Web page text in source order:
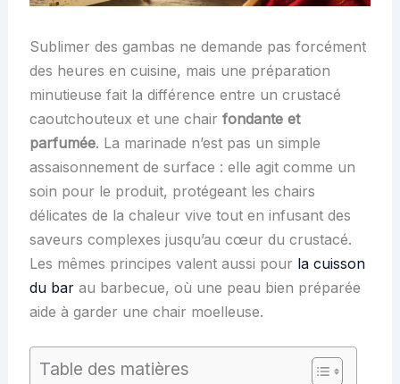
Sublimer des gambas ne demande pas forcément
des heures en cuisine, mais une préparation
minutieuse fait la différence entre un crustacé
caoutchouteux et une chair fondante et
parfumée. La marinade n’est pas un simple
assaisonnement de surface : elle agit comme un
soin pour le produit, protégeant les chairs
délicates de la chaleur vive tout en infusant des
saveurs complexes jusqu’au cœur du crustacé.
Les mêmes principes valent aussi pour la cuisson
du barau barbecue, où une peau bien préparée
aide à garder une chair moelleuse.
Table des matières